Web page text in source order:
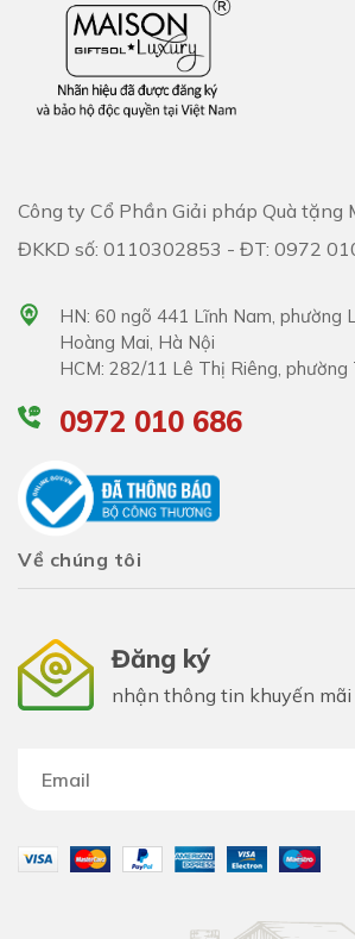
Công ty Cổ Phần Giải pháp Quà tặng
ĐKKD số: 0110302853 - ĐT: 0972
HN: 60 ngõ 441 Lĩnh Nam, phường
Hoàng Mai, Hà Nội
HCM: 282/11 Lê Thị Riêng, phường
0972 010 686
Về chúng tôi
Đăng ký
nhận thông tin khuyến mãi